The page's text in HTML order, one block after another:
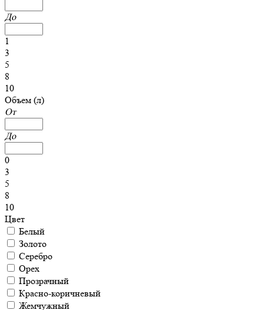
До
1
3
5
8
10
Объем (л)
От
До
0
3
5
8
10
Цвет
Белый
Золото
Серебро
Орех
Прозрачный
Красно-коричневый
Жемчужный